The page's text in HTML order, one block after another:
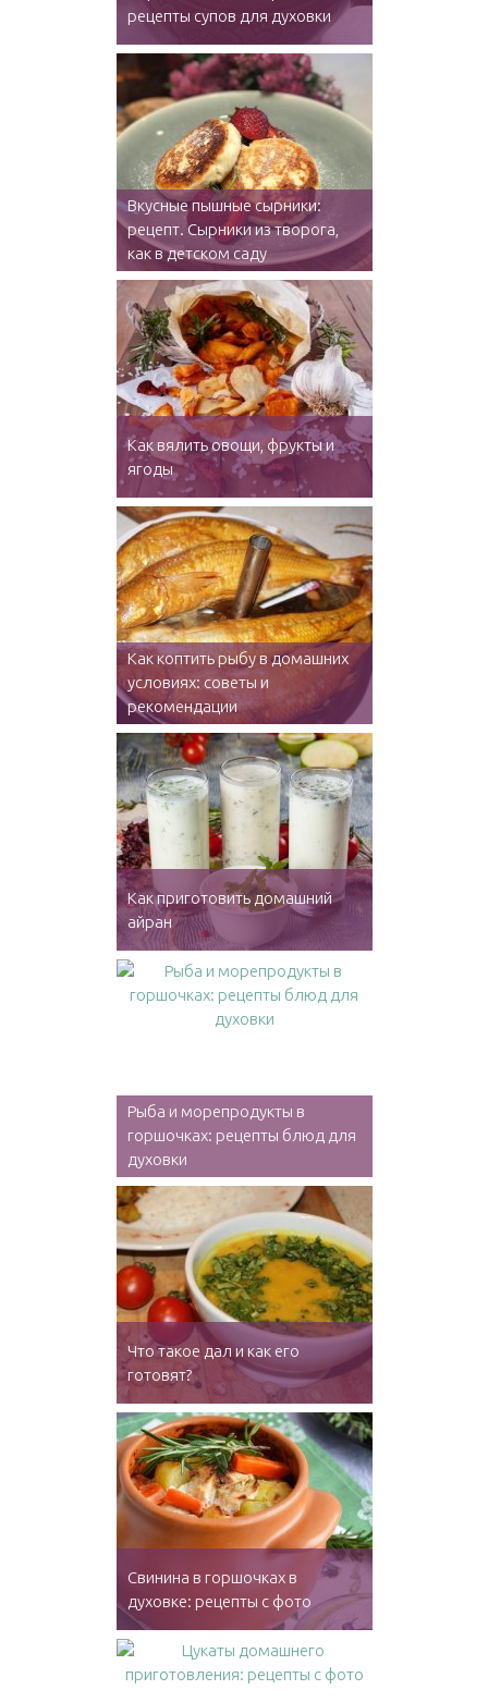
рецепты супов для духовки
Вкусные пышные сырники:
рецепт. Сырники из творога,
как в детском саду
Как вялить овощи, фрукты и
ягоды
Как коптить рыбу в домашних
условиях: советы и
рекомендации
Как приготовить домашний
айран
Рыба и морепродукты в
горшочках: рецепты блюд для
духовки
Что такое дал и как его
готовят?
Свинина в горшочках в
духовке: рецепты с фото